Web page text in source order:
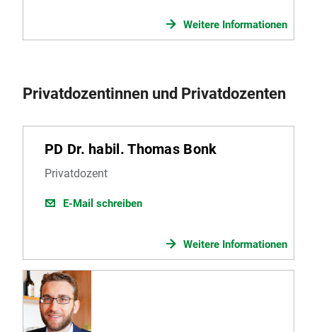
Weitere Informationen
Privatdozentinnen und Privatdozenten
PD Dr. habil. Thomas Bonk
Privatdozent
E-Mail schreiben
Weitere Informationen